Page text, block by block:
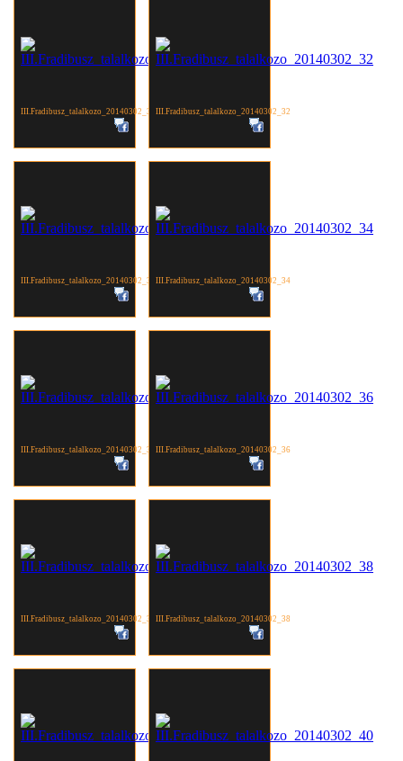
III.Fradibusz_talalkozo_20140302_31 III.Fradibusz_talalkozo_20140302_32
III.Fradibusz_talalkozo_20140302_33 III.Fradibusz_talalkozo_20140302_34
III.Fradibusz_talalkozo_20140302_35 III.Fradibusz_talalkozo_20140302_36
III.Fradibusz_talalkozo_20140302_37 III.Fradibusz_talalkozo_20140302_38